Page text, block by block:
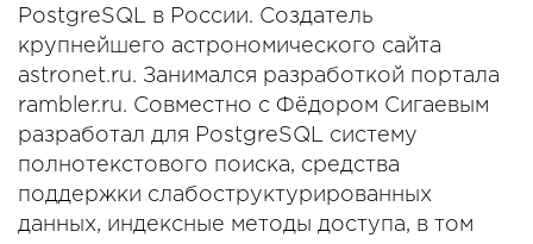
PostgreSQL в России. Создатель
крупнейшего астрономического сайта
astronet.ru. Занимался разработкой портала
rambler.ru. Совместно с Фёдором Сигаевым
разработал для PostgreSQL систему
полнотекстового поиска, средства
поддержки слабоструктурированных
данных, индексные методы доступа, в том